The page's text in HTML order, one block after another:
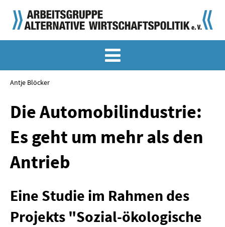
KLASSIKER
SONDERVERÖFFENTLICHUNGEN
LANGFASSUNGEN ZU DEN MEMORANDEN
MATERIALIEN
MATERIALIEN ZU DEN MEMORANDEN
Antje Blöcker
Die Automobilindustrie:
Es geht um mehr als den
Antrieb
Eine Studie im Rahmen des
Projekts "Sozial-ökologische